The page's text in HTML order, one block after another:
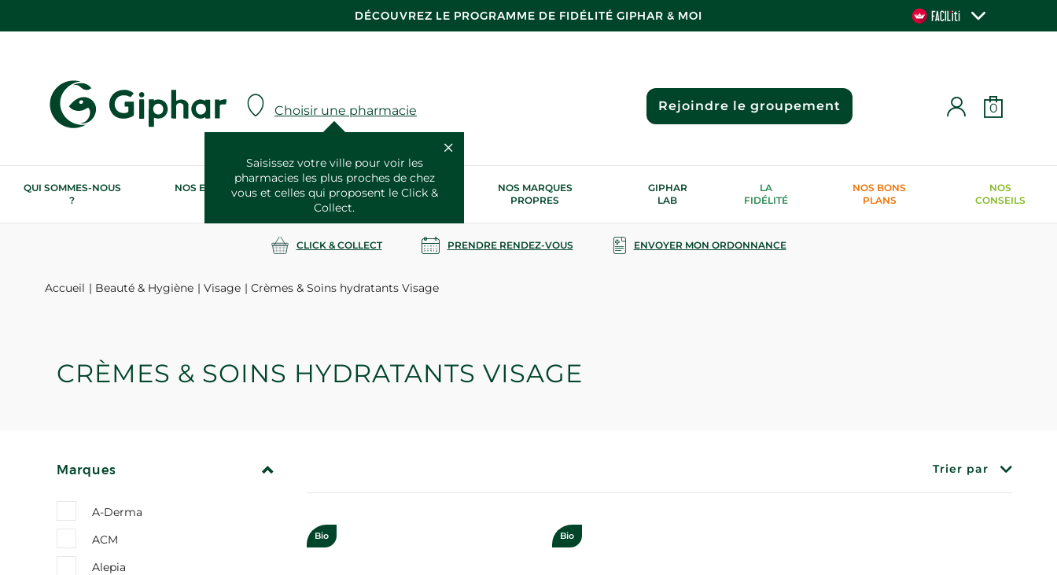
DÉCOUVREZ LE PROGRAMME DE FIDÉLITÉ GIPHAR & MOI
Choisir une pharmacie
Saisissez votre ville pour voir les
pharmacies les plus proches de chez
vous et celles qui proposent le Click &
Collect.
Rejoindre le groupement 0
QUI SOMMES-NOUS
?
NOS ENGAGEMENTS
RSE
NOS SERVICES
SANTÉ
NOS MARQUES
PROPRES
GIPHAR
LAB
LA
FIDÉLITÉ
NOS BONS
PLANS
NOS
CONSEILS
CLICK & COLLECT PRENDRE RENDEZ-VOUS ENVOYER MON ORDONNANCE
Accueil Beauté & Hygiène Visage Crèmes & Soins hydratants Visage
CRÈMES & SOINS HYDRATANTS VISAGE
Marques REPLIER
A-Derma
ACM
Alepia
Trier par
Bio Bio